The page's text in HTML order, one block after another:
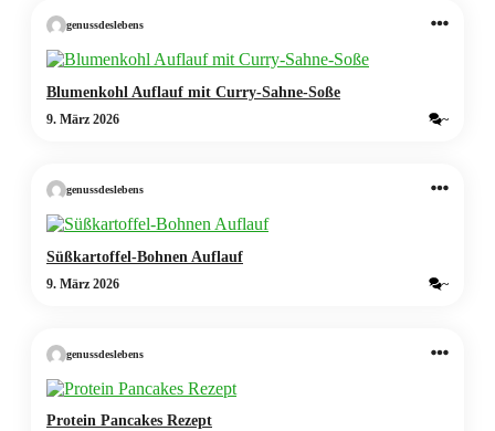
genussdeslebens
Blumenkohl Auflauf mit Curry-Sahne-Soße
9. März 2026 ~
genussdeslebens
Süßkartoffel-Bohnen Auflauf
9. März 2026 ~
genussdeslebens
Protein Pancakes Rezept